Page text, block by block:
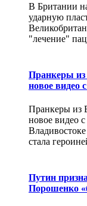
В Британии
ударную
"лечение"
Пранкеры из
новое видео
Пранкеры из
новое видео
стала
Путин
Порошенко